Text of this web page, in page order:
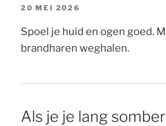
20 MEI 2026
Spoel je huid en ogen goed.
brandharen weghalen.
Als je je lang